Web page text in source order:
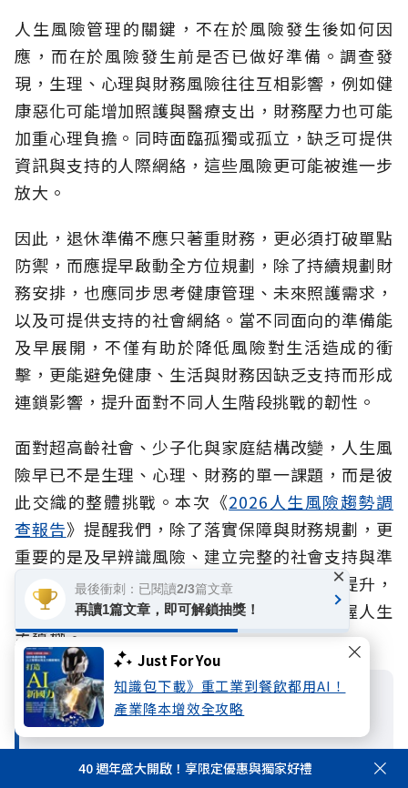
Just For You
知識包下載》重工業到餐飲都用AI！
產業降本增效全攻略
人生風險管理的關鍵，不在於風險發生後如何因
應，而在於風險發生前是否已做好準備。調查發
現，生理、心理與財務風險往往互相影響，例如健
康惡化可能增加照護與醫療支出，財務壓力也可能
加重心理負擔。同時面臨孤獨或孤立，缺乏可提供
資訊與支持的人際網絡，這些風險更可能被進一步
放大。
因此，退休準備不應只著重財務，更必須打破單點
防禦，而應提早啟動全方位規劃，除了持續規劃財
務安排，也應同步思考健康管理、未來照護需求，
以及可提供支持的社會網絡。當不同面向的準備能
及早展開，不僅有助於降低風險對生活造成的衝
擊，更能避免健康、生活與財務因缺乏支持而形成
連鎖影響，提升面對不同人生階段挑戰的韌性。
面對超高齡社會、少子化與家庭結構改變，人生風
險早已不是生理、心理、財務的單一課題，而是彼
此交織的整體挑戰。本次《2026人生風險趨勢調
查報告》提醒我們，除了落實保障與財務規劃，更
重要的是及早辨識風險、建立完整的社會支持與準
備能力。當風險意識、退休準備與行動同步提升，
才能從容因應長壽與突發風險挑戰，真正掌握人生
主導權。
必看重點Q&A
Q1. 孤獨算是人生風險嗎？
40 週年盛大開啟！享限定優惠與獨家好禮
最後衝刺：已閱讀2/3篇文章
再讀1篇文章，即可解鎖抽獎！
×